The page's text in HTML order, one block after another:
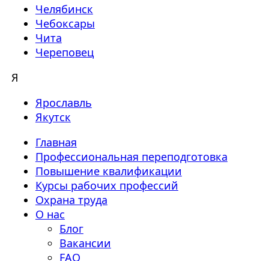
Челябинск
Чебоксары
Чита
Череповец
Я
Ярославль
Якутск
Главная
Профессиональная переподготовка
Повышение квалификации
Курсы рабочих профессий
Охрана труда
О нас
Блог
Вакансии
FAQ